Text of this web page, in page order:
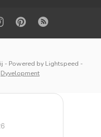
- Powered by Lightspeed -
Dyvelopment